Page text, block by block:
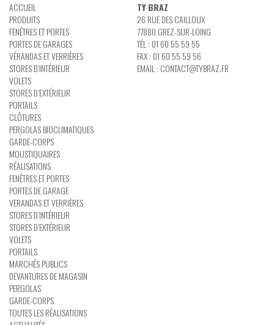
ACCUEIL
PRODUITS
FENÊTRES ET PORTES
PORTES DE GARAGES
VÉRANDAS ET VERRIÈRES
STORES D’INTÉRIEUR
VOLETS
STORES D’EXTÉRIEUR
PORTAILS
CLÔTURES
PERGOLAS BIOCLIMATIQUES
GARDE-CORPS
MOUSTIQUAIRES
RÉALISATIONS
FENÊTRES ET PORTES
PORTES DE GARAGE
VERANDAS ET VERRIÈRES
STORES D’INTÉRIEUR
STORES D’EXTÉRIEUR
VOLETS
PORTAILS
MARCHÉS PUBLICS
DEVANTURES DE MAGASIN
PERGOLAS
GARDE-CORPS
TOUTES LES RÉALISATIONS
TY BRAZ
26 RUE DES CAILLOUX
77880 GREZ-SUR-LOING
TÉL : 01 60 55 59 55
FAX : 01 60 55 59 56
EMAIL : CONTACT@TYBRAZ.FR